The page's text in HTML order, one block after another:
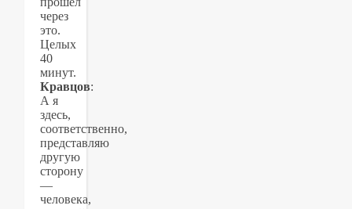
через
это.
Целых
40
минут.
Кравцов:
А я
здесь,
соответственно,
представляю
другую
сторону
—
человека,